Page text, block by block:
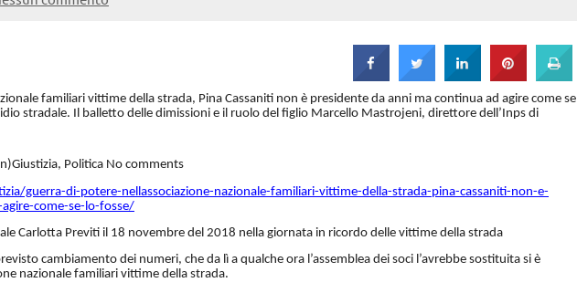
familiari vittime della strada, Pina Cassaniti non è presidente da anni ma continua ad agire come se
stradale. Il balletto delle dimissioni e il ruolo del figlio Marcello Mastrojeni, direttore dell’Inps di
Politica No comments
guerra-di-potere-nellassociazione-nazionale-familiari-vittime-della-strada-pina-cassaniti-non-e-
come-se-lo-fosse/
Carlotta Previti il 18 novembre del 2018 nella giornata in ricordo delle vittime della strada
cambiamento dei numeri, che da lì a qualche ora l’assemblea dei soci l’avrebbe sostituita si è
nazionale familiari vittime della strada.